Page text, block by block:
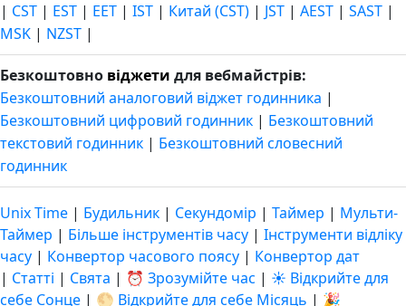
| CST | EST | EET | IST | Китай (CST) | JST | AEST | SAST |
MSK | NZST |
Безкоштовно віджети для вебмайстрів:
Безкоштовний аналоговий віджет годинника |
Безкоштовний цифровий годинник | Безкоштовний
текстовий годинник | Безкоштовний словесний
годинник
Unix Time | Будильник | Секундомір | Таймер | Мульти-
Таймер | Більше інструментів часу | Інструменти відліку
часу | Конвертор часового поясу | Конвертор дат
| Статті | Свята | ⏰ Зрозумійте час | ☀️ Відкрийте для
себе Сонце | 🌕 Відкрийте для себе Місяць | 🎉